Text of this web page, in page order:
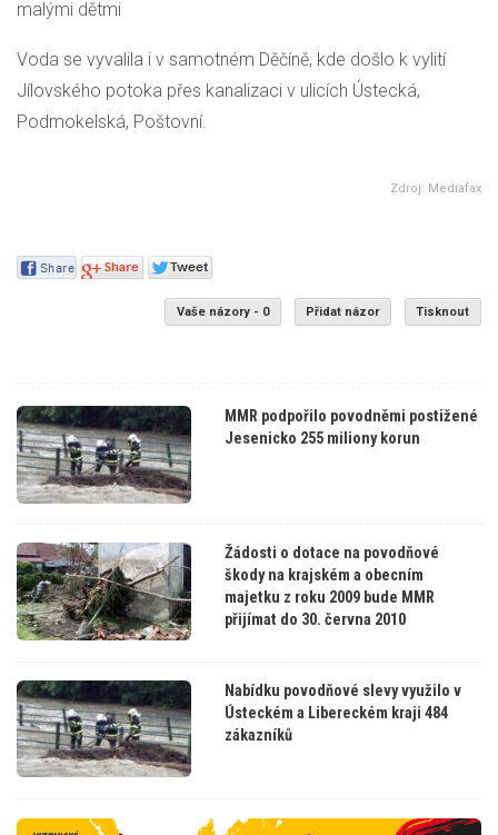
malými dětmi
Voda se vyvalila i v samotném Děčíně, kde došlo k vylití
Jílovského potoka přes kanalizaci v ulicích Ústecká,
Podmokelská, Poštovní.
Zdroj: Mediafax
Vaše názory - 0 Přidat názor Tisknout
MMR podpořilo povodněmi postižené
Jesenicko 255 miliony korun
Žádosti o dotace na povodňové
škody na krajském a obecním
majetku z roku 2009 bude MMR
přijímat do 30. června 2010
Nabídku povodňové slevy využilo v
Ústeckém a Libereckém kraji 484
zákazníků